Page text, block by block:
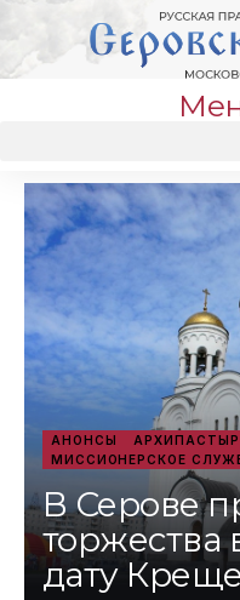
АНОНСЫ
МИССИОНЕРСКОЕ
В Серове
дату